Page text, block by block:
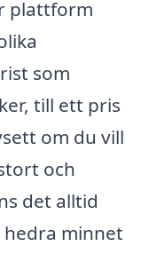
plattform
som
till ett pris
om du vill
och
det alltid
minnet